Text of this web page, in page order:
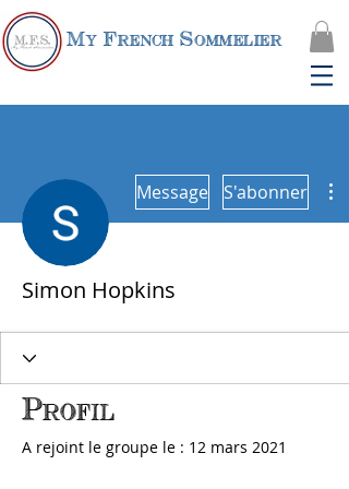
My French Sommelier
Message S'abonner
Simon Hopkins
Profil
A rejoint le groupe le : 12 mars 2021